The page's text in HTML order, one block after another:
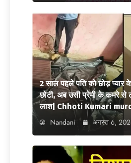
2 साल पहले पति को छोड़ प्यार
छोटी, अब उसी प्रेमी के कमरे से
लाश| Chhoti Kumari
Nandani अगस्त 6,